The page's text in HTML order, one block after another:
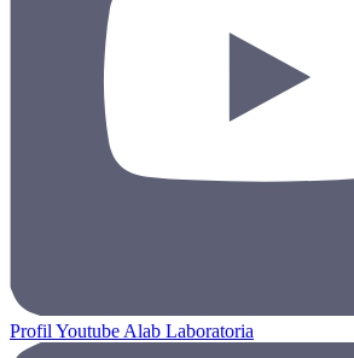
Profil Youtube Alab Laboratoria